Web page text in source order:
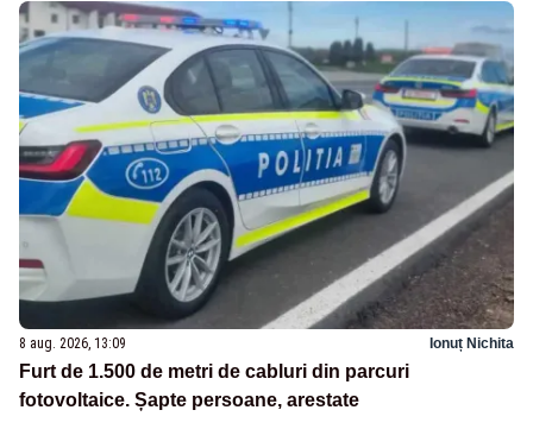
8 aug. 2026, 13:09 Ionuț Nichita
Furt de 1.500 de metri de cabluri din parcuri
fotovoltaice. Șapte persoane, arestate